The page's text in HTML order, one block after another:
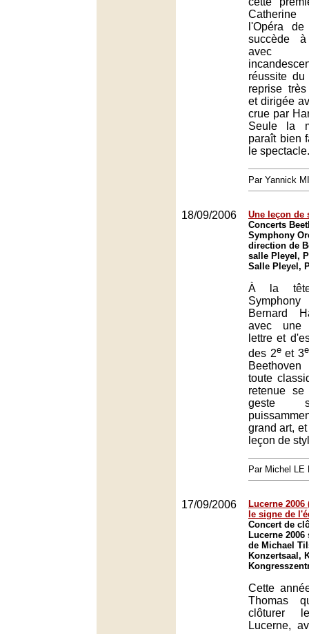
l'Opéra
succède
avec
réussite
reprise
et dirigée
crue par
Seule la
paraît bien
le spectacle.
Par Yannick
18/09/2006
Une leçon de
Concerts
Symphony
direction de
salle Pleyel,
Salle Pleyel,
À la
Bernard
avec une
lettre et
des 2eet 3e
toute
retenue
geste
grand art,
leçon de
Par Michel LE
17/09/2006
Lucerne
le signe de
Concert de
Lucerne
de Michael
Konzertsaal,
Cette
Thomas
clôturer
Lucerne,